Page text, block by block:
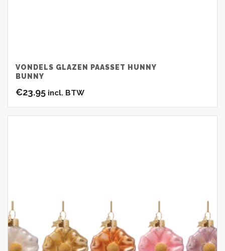
VONDELS GLAZEN PAASSET HUNNY
BUNNY
€23.95 incl. BTW